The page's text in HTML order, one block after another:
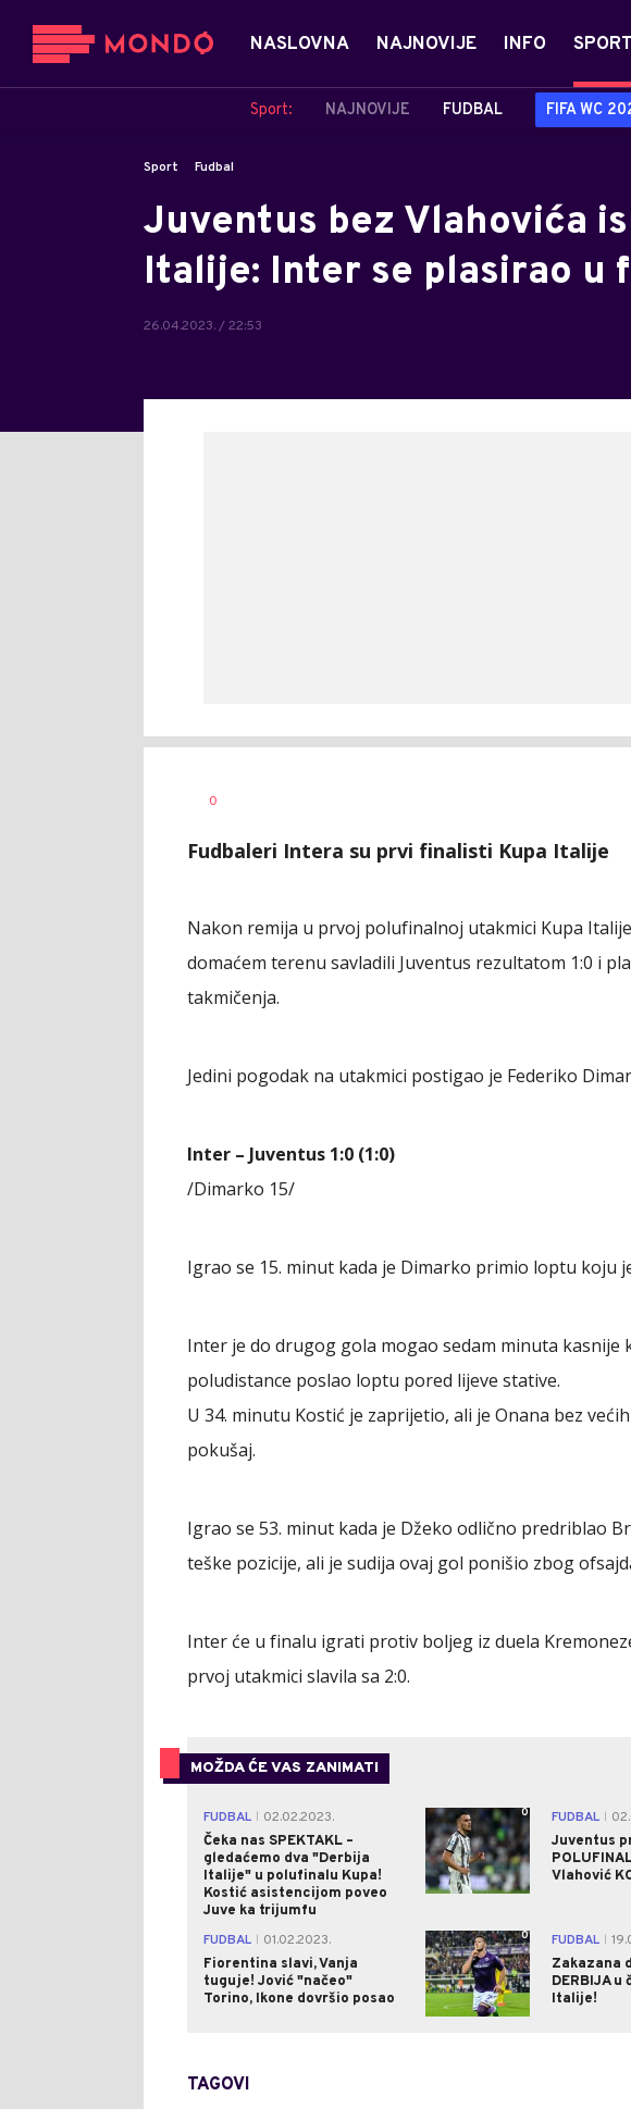
NASLOVNA NAJNOVIJE INFO SPORT
Sport: NAJNOVIJE FUDBAL FIFA WC
Sport Fudbal
Juventus bez Vlahovića
Italije: Inter se plasirao u
26.04.2023. / 22:53
AUTOR
0
Fudbaleri Intera su prvi finalisti Kupa Italije
Nakon remija u prvoj polufinalnoj utakmici Kupa
domaćem terenu savladili Juventus rezultatom 1:0 i
takmičenja.
Jedini pogodak na utakmici postigao je Federiko
Inter – Juventus 1:0 (1:0)
/Dimarko 15/
Igrao se 15. minut kada je Dimarko primio loptu koju
Inter je do drugog gola mogao sedam minuta kasnije
poludistance poslao loptu pored lijeve stative.
U 34. minutu Kostić je zaprijetio, ali je Onana bez
pokušaj.
Igrao se 53. minut kada je Džeko odlično predriblao
teške pozicije, ali je sudija ovaj gol ponišio zbog
Inter će u finalu igrati protiv boljeg iz duela
prvoj utakmici slavila sa 2:0.
MOŽDA ĆE VAS ZANIMATI
FUDBAL
02.02.2023.
Čeka nas SPEKTAKL –
gledaćemo dva "Derbija
Italije" u polufinalu Kupa!
Kostić asistencijom poveo
Juve ka trijumfu
0 FUDBAL
Juventus
Vlahović
FUDBAL
01.02.2023.
Fiorentina slavi, Vanja
tuguje! Jović "načeo"
Torino, Ikone dovršio posao
0 FUDBAL
Zakazana
DERBIJA
Italije!
TAGOVI